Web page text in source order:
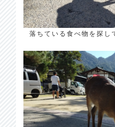
落ちている食べ物を探し